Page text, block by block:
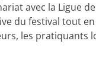
avec la Ligue
du festival tout
les